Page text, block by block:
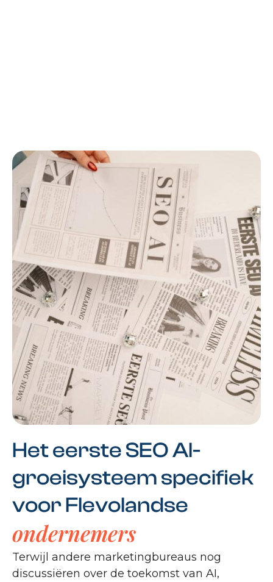
Het eerste SEO AI-
groeisysteem specifiek
voor Flevolandse
ondernemers
Terwijl andere marketingbureaus nog
discussiëren over de toekomst van AI,